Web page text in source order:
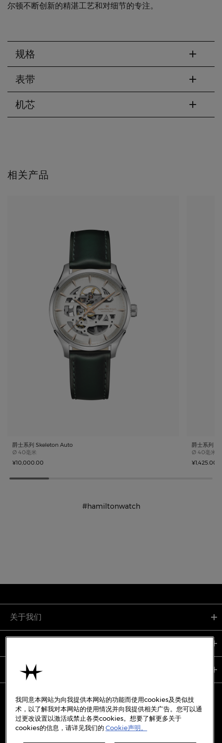
尔顿不断创新的精湛工艺和对细节的专注。
规格
表带
机芯
相关产品
爵士系列 Skeleton Auto
Ø Case size
40毫米
¥10,000.00
爵士系列
Ø Case size
40毫米
¥1,425.00
#hamiltonwatch
关于我们
使用条款
备案号:沪ICP备19045273号-7
我同意本网站为向我提供本网站的功能而使用cookies及类似技
术，以了解我对本网站的使用情况并向我提供相关广告。您可以通
过更改设置以激活或禁止各类cookies。想要了解更多关于
cookies的信息，请详见我们的 Cookie声明。